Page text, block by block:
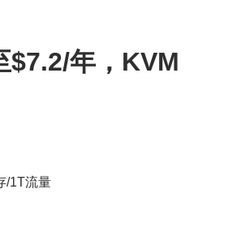
年，KVM
/1T流量